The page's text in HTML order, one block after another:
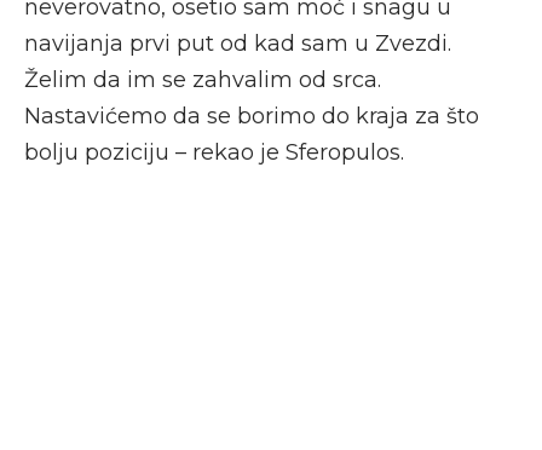
neverovatno, osetio sam moć i snagu u
navijanja prvi put od kad sam u Zvezdi.
Želim da im se zahvalim od srca.
Nastavićemo da se borimo do kraja za što
bolju poziciju – rekao je Sferopulos.